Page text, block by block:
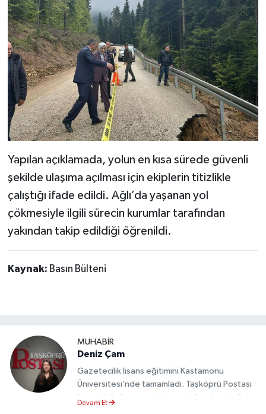
Yapılan açıklamada, yolun en kısa sürede güvenli
şekilde ulaşıma açılması için ekiplerin titizlikle
çalıştığı ifade edildi. Ağlı’da yaşanan yol
çökmesiyle ilgili sürecin kurumlar tarafından
yakından takip edildiği öğrenildi.
Kaynak: Basın Bülteni
MUHABİR
Deniz Çam
Gazetecilik lisans eğitimini Kastamonu
Üniversitesi’nde tamamladı. Taşköprü Postası
internet haber sitesinde muhabir olarak görev
Devam Et
Haber Arşivi